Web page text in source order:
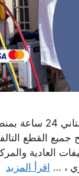
رقم صيانة تكييف النزهة خدمة
القطع
العادية
، … اقرأ المزيد